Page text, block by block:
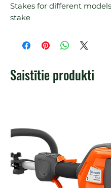
Stakes for different
stake
Saistītie produkti